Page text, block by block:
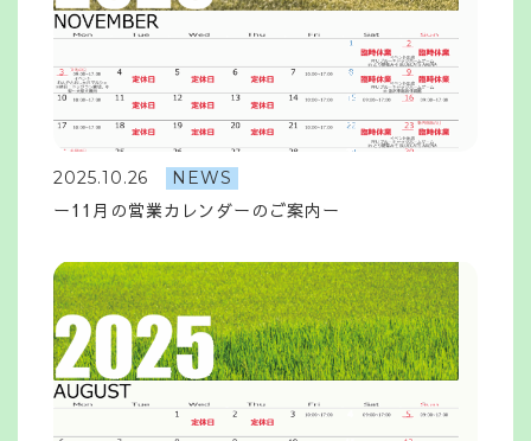
2025.10.26 NEWS
ー11月の営業カレンダーのご案内ー